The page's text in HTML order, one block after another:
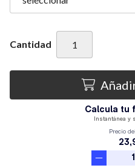
Cantidad